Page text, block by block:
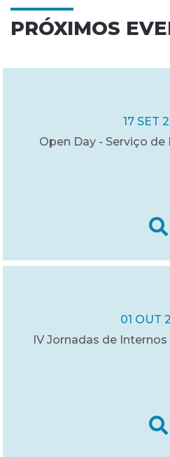
PRÓXIMOS
17 SET
Open Day - Serviço
01 OUT
IV Jornadas de